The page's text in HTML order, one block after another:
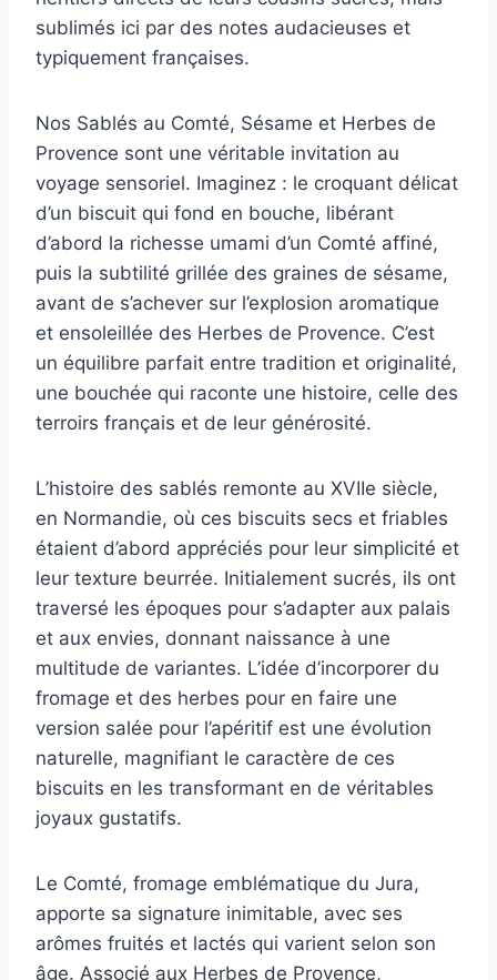
sublimés ici par des notes audacieuses et
typiquement françaises.
Nos Sablés au Comté, Sésame et Herbes de
Provence sont une véritable invitation au
voyage sensoriel. Imaginez : le croquant délicat
d’un biscuit qui fond en bouche, libérant
d’abord la richesse umami d’un Comté affiné,
puis la subtilité grillée des graines de sésame,
avant de s’achever sur l’explosion aromatique
et ensoleillée des Herbes de Provence. C’est
un équilibre parfait entre tradition et originalité,
une bouchée qui raconte une histoire, celle des
terroirs français et de leur générosité.
L’histoire des sablés remonte au XVIIe siècle,
en Normandie, où ces biscuits secs et friables
étaient d’abord appréciés pour leur simplicité et
leur texture beurrée. Initialement sucrés, ils ont
traversé les époques pour s’adapter aux palais
et aux envies, donnant naissance à une
multitude de variantes. L’idée d’incorporer du
fromage et des herbes pour en faire une
version salée pour l’apéritif est une évolution
naturelle, magnifiant le caractère de ces
biscuits en les transformant en de véritables
joyaux gustatifs.
Le Comté, fromage emblématique du Jura,
apporte sa signature inimitable, avec ses
arômes fruités et lactés qui varient selon son
âge. Associé aux Herbes de Provence,